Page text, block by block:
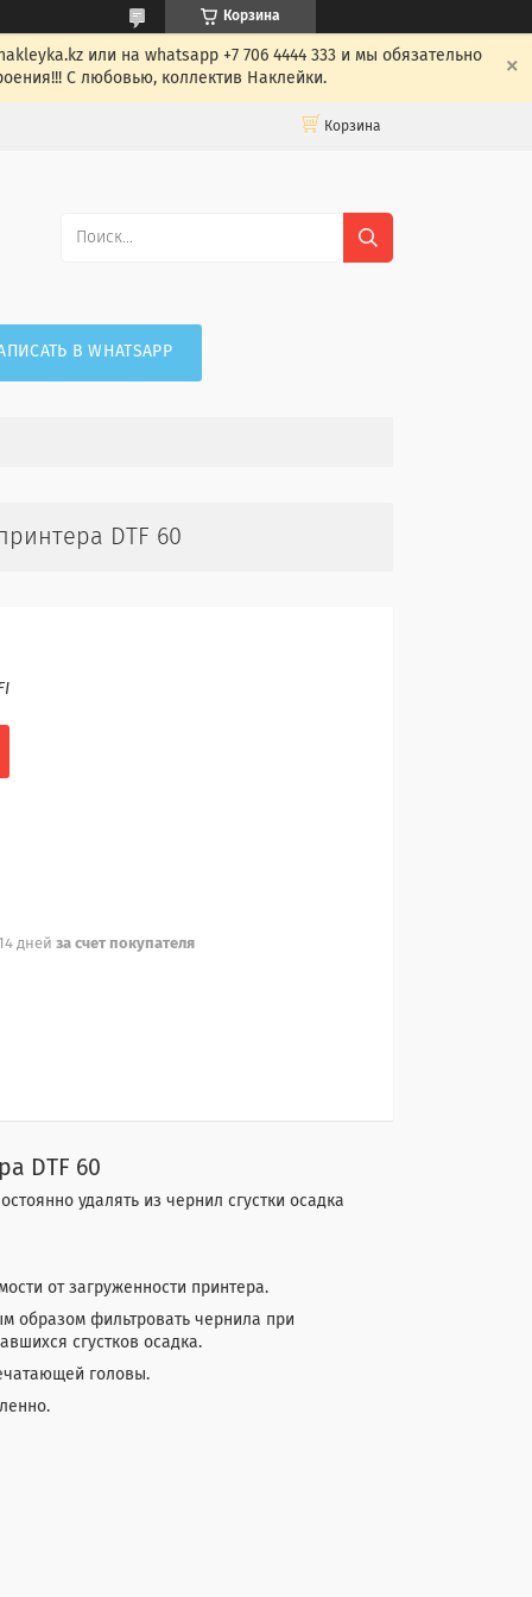
Корзина
или на whatsapp +7 706 4444 333 и мы обязательно
С любовью, коллектив Наклейки.
Корзина
В WHATSAPP
DTF 60
дней за счет покупателя
DTF 60
удалять из чернил сгустки осадка
от загруженности принтера.
образом фильтровать чернила при
сгустков осадка.
головы.